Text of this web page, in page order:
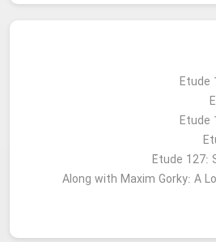
Etude
Etude
Étude 127:
Along with Maxim Gorky: A